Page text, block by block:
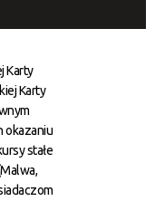
Karty
Karty
okazaniu
stałe